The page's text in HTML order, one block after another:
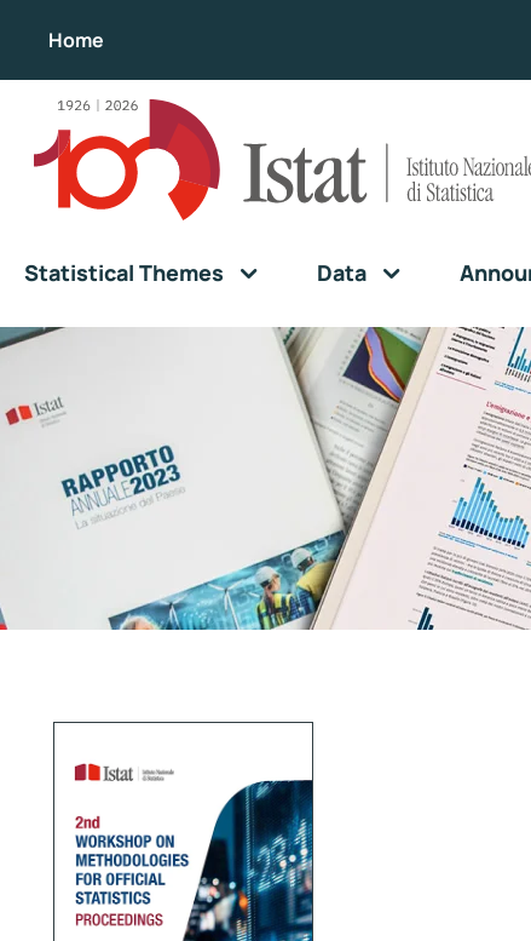
Home
Statistical Themes Data